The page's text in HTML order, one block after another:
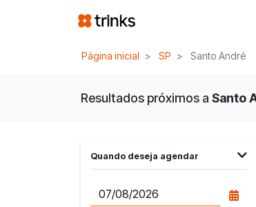
Página inicial SP Santo André
Resultados próximos a Santo
Quando deseja agendar